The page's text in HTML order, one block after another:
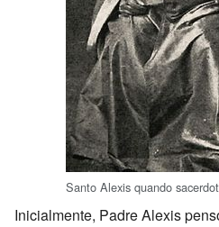
Santo Alexis quando
Inicialmente, Padre Alexis